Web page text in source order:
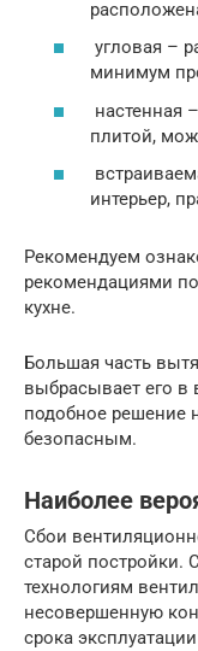
угловая –
минимум
настенная
плитой,
интерьер,
Рекомендуем
рекомендациями
кухне.
Большая часть
выбрасывает его
подобное решение
безопасным.
Наиболее
Сбои
старой постройки.
технологиям
несовершенную
срока